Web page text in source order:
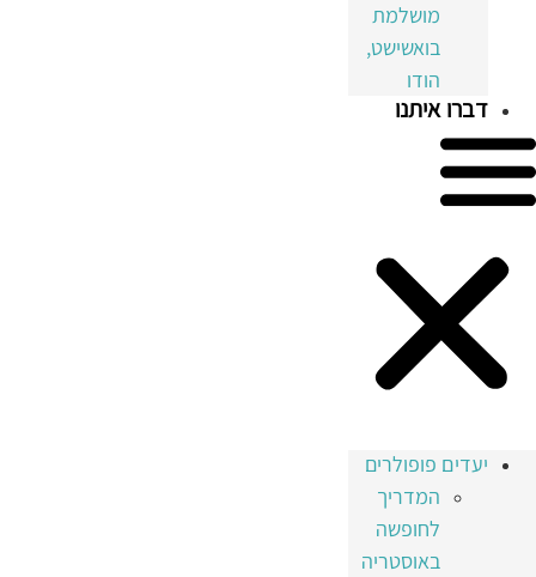
מושלמת
בואשישט,
הודו
דברו איתנו
יעדים פופולרים
המדריך
לחופשה
באוסטריה